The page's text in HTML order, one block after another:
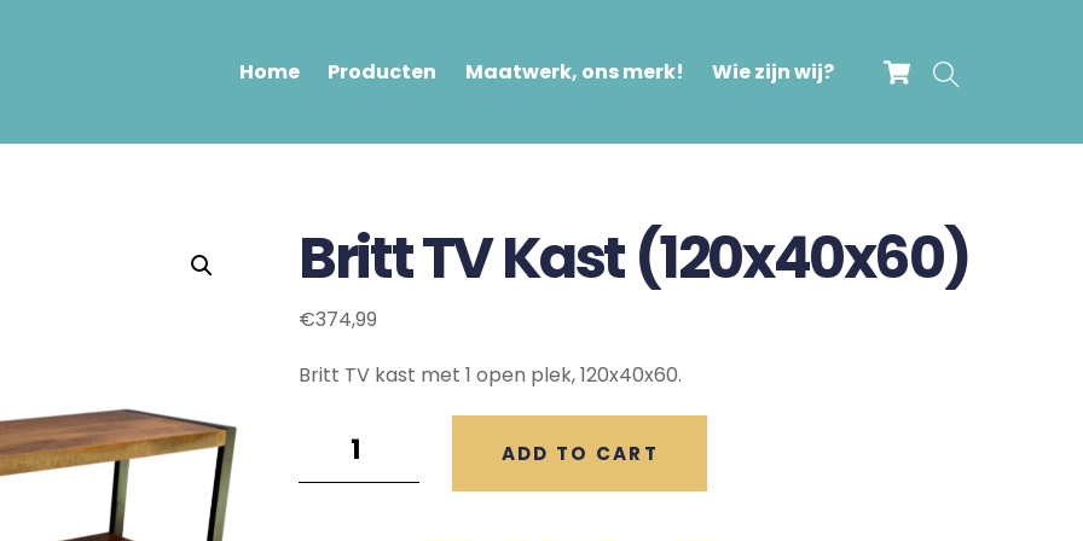
Cart
Home Producten Maatwerk, ons merk! Wie zijn wij?
Britt TV Kast (120x40x60)
€374,99
Britt TV kast met 1 open plek, 120x40x60.
Kast
ADD TO CART